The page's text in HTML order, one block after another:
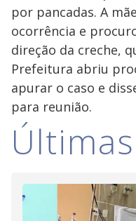
por pancadas. A
ocorrência e
direção da creche,
Prefeitura abriu
apurar o caso e
para reunião.
Últimas